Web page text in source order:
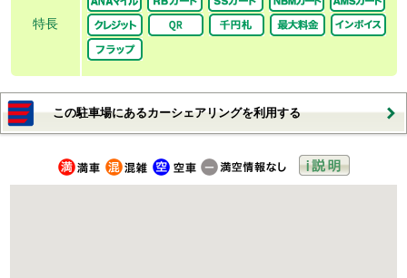
特長
この駐車場にあるカーシェアリングを利用する